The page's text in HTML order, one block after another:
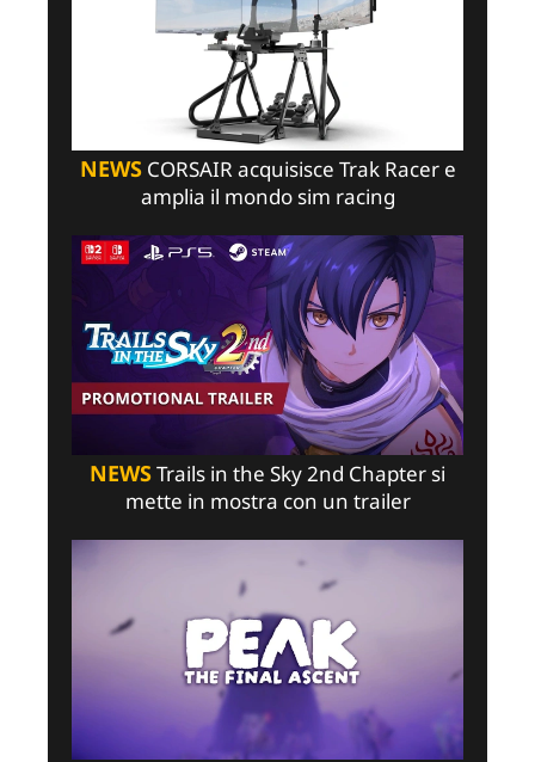
NEWSCORSAIR acquisisce Trak Racer e
amplia il mondo sim racing
NEWSTrails in the Sky 2nd Chapter si
mette in mostra con un trailer